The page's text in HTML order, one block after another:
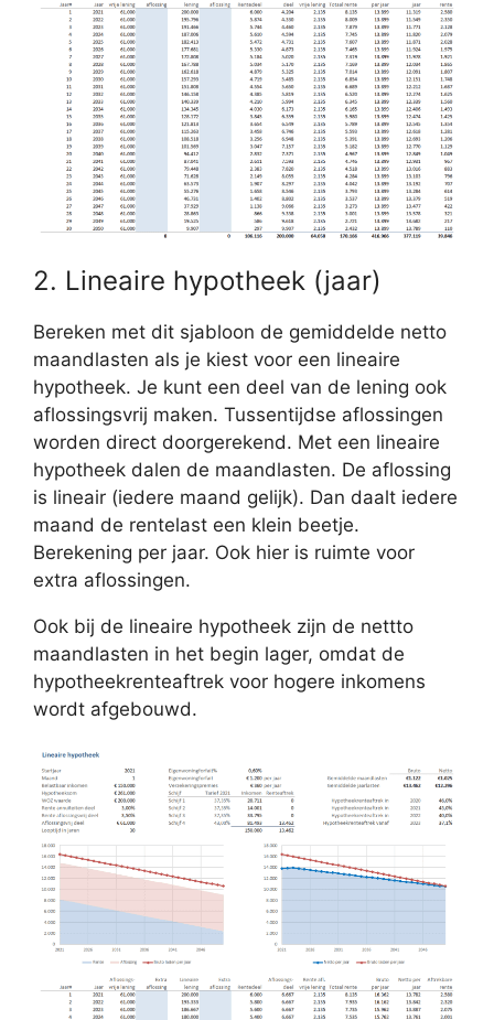
2. Lineaire hypotheek (jaar)
Bereken met dit sjabloon de gemiddelde netto
maandlasten als je kiest voor een lineaire
hypotheek. Je kunt een deel van de lening ook
aflossingsvrij maken. Tussentijdse aflossingen
worden direct doorgerekend. Met een lineaire
hypotheek dalen de maandlasten. De aflossing
is lineair (iedere maand gelijk). Dan daalt iedere
maand de rentelast een klein beetje.
Berekening per jaar. Ook hier is ruimte voor
extra aflossingen.
Ook bij de lineaire hypotheek zijn de nettto
maandlasten in het begin lager, omdat de
hypotheekrenteaftrek voor hogere inkomens
wordt afgebouwd.